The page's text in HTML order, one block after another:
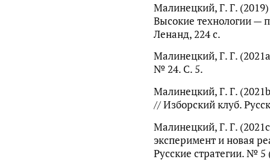
Малинецкий, Г. Г.
Высокие технологии —
Ленанд, 224 с.
Малинецкий, Г. Г.
№ 24. С. 5.
Малинецкий, Г. Г.
// Изборский клуб.
Малинецкий, Г. Г.
эксперимент и новая
Русские стратегии. № 5